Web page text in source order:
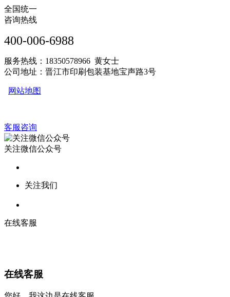
全国统一
咨询热线
400-006-6988
服务热线：18350578966 黄女士
公司地址：晋江市印刷包装基地宝声路3号
网站地图
客服咨询
关注微信公众号
关注我们
在线客服
在线客服